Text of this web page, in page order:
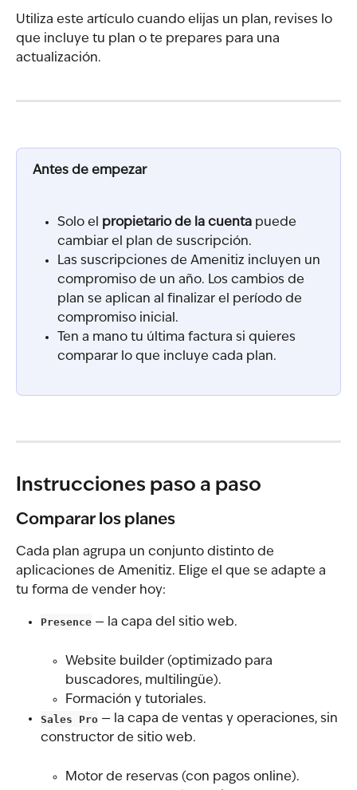
Utiliza este artículo cuando elijas un plan, revises lo
que incluye tu plan o te prepares para una
actualización.
Antes de empezar
Solo el propietario de la cuenta puede
cambiar el plan de suscripción.
Las suscripciones de Amenitiz incluyen un
compromiso de un año. Los cambios de
plan se aplican al finalizar el período de
compromiso inicial.
Ten a mano tu última factura si quieres
comparar lo que incluye cada plan.
Instrucciones paso a paso
Comparar los planes
Cada plan agrupa un conjunto distinto de
aplicaciones de Amenitiz. Elige el que se adapte a
tu forma de vender hoy:
Presence — la capa del sitio web.
Website builder (optimizado para
buscadores, multilingüe).
Formación y tutoriales.
Sales Pro — la capa de ventas y operaciones, sin
constructor de sitio web.
Motor de reservas (con pagos online).